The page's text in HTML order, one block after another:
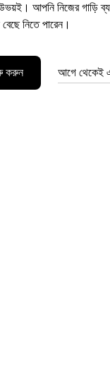
আপনি নিজের গাড়ি
নিতে পারেন।
করুন আগে থেকেই